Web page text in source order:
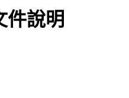
件說明